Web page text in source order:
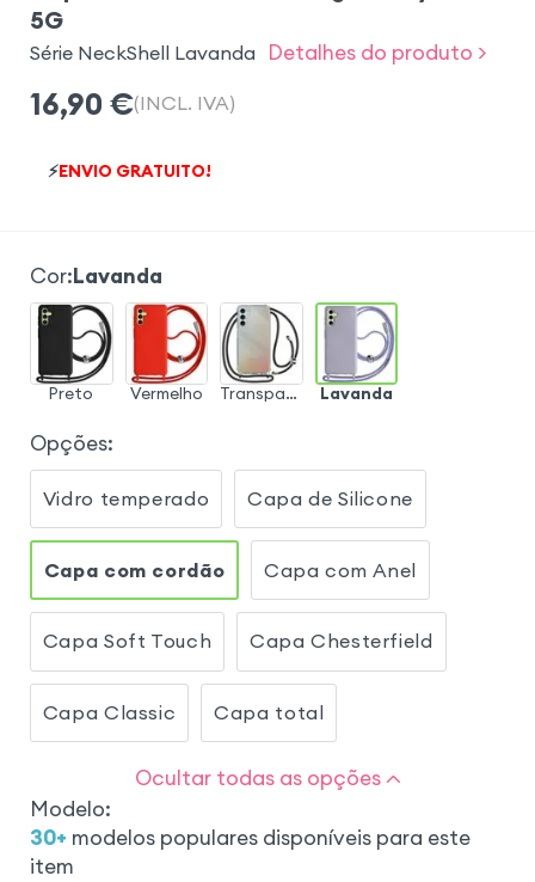
5G
Série NeckShell Lavanda Detalhes do produto >
16,90 €(INCL. IVA)
⚡ENVIO GRATUITO!
Cor:Lavanda
Preto Vermelho Transparente Lavanda
Opções:
Vidro temperado Capa de Silicone
Capa com cordão Capa com Anel
Capa Soft Touch Capa Chesterfield
Capa Classic Capa total
Ocultar todas as opções
Modelo:
30+ modelos populares disponíveis para este
item